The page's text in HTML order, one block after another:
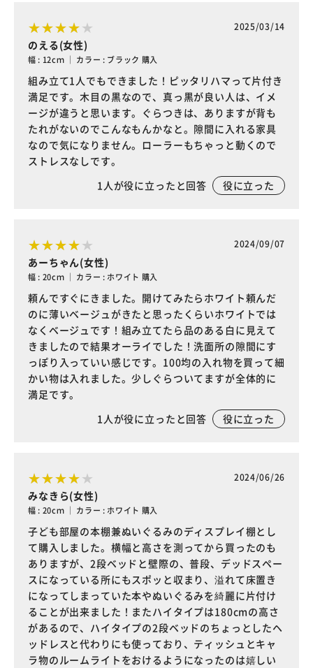
2025/03/14
のえる(女性)
幅 : 12cｍ ｜ カラー : ブラック 購入
組み立て1人でもできました！ピッタリハマって片付き
満足です。木目の黒なので、真っ黒が良い人は、イメ
ージが違うと思います。ぐらつきは、ありますが背も
たれがないのでこんなもんかなと。隙間に入れる家具
なので気になりません。ローラーもちゃっと動くので
ストレスなしです。
1人が役に立ったと回答 役に立った
2024/09/07
あーちゃん(女性)
幅 : 20cｍ ｜ カラー : ホワイト 購入
頼んですぐにきました。開けてみたらホワイト頼んだ
のに薄いベージュがきたと思ったくらいホワイトでは
なくベージュです！組み立てたら品のある白に見えて
きましたので結果オーライでした！洗面所の隙間にす
っぽり入っていい感じです。100均の入れ物を買って細
かい物は入れました。少しぐらついてますが全体的に
満足です。
1人が役に立ったと回答 役に立った
2024/06/26
みなきら(女性)
幅 : 20cｍ ｜ カラー : ホワイト 購入
子ども部屋の本棚兼ぬいぐるみのディスプレイ棚とし
て購入しました。横幅と高さを測ってから買ったのも
ありますが、2段ベッドと壁際の、普段、デッドスペー
スになっている所にもスポッと収まり、溢れて床置き
になってしまっていた本やぬいぐるみを綺麗に片付け
ることが出来ました！またハイタイプは180cmの高さ
があるので、ハイタイプの2段ベッドのちょっとしたヘ
ッドレスと代わりにも使っており、ティッシュとキャ
ラ物のルームライトをおけるようになったのは嬉しい